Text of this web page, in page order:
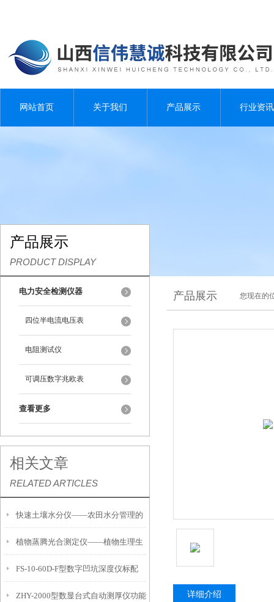
网站首页 关于我们 产品展示 行业资讯
产品展示
PRODUCT DISPLAY
电力安全检测仪器
四位半电流电压表
电阻测试仪
可调压数字兆欧表
查看更多
相关文章
RELATED ARTICLES
快速土壤水分仪——农田水分管理的
便携式检测工具
植物蒸腾光合测定仪——植物生理生
态的实时监测设备
FS-10-60D-F型数字凹坑深度仪标配
IP54级表头分辨率0.01mm量程
ZHY-2000型数显台式自动测厚仪功能
产品展示 您现在的
详细介绍